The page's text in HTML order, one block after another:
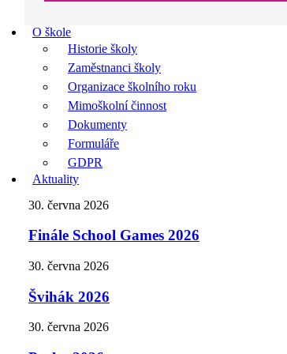
O škole
Historie školy
Zaměstnanci školy
Organizace školního roku
Mimoškolní činnost
Dokumenty
Formuláře
GDPR
Aktuality
30. června 2026
Finále School Games 2026
30. června 2026
Švihák 2026
30. června 2026